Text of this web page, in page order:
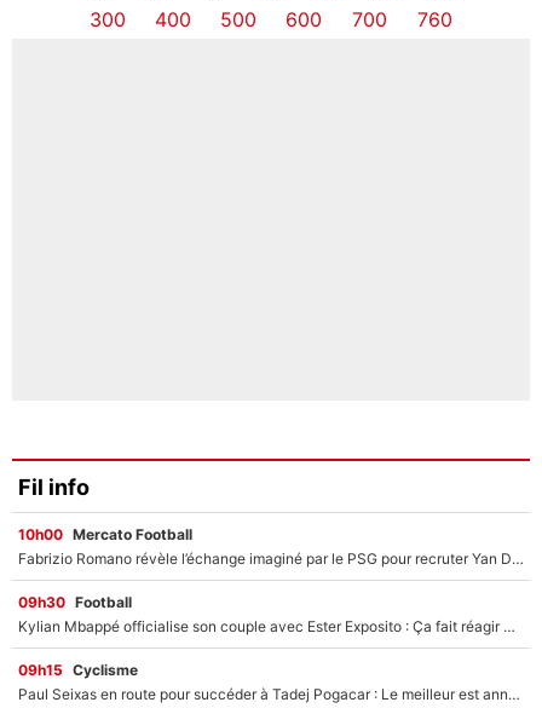
300
400 500 600 700 760
Fil info
10h00 Mercato Football
Fabrizio Romano révèle l’échange imaginé par le PSG pour recruter Yan Diomandé : «L'accord a échoué car il a décidé de rejoindre le Real Madrid»
09h30 Football
Kylian Mbappé officialise son couple avec Ester Exposito : Ça fait réagir Achraf Hakimi et Ousmane Dembélé (et c’est drôle)
09h15 Cyclisme
Paul Seixas en route pour succéder à Tadej Pogacar : Le meilleur est annoncé pour l’avenir de la pépite française